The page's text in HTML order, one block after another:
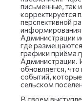
письменные, так
корректируется
перспективной
информирования
Администрации
где
графики приёма
Администрации.
обновляется,
событий,
сельском
В своем